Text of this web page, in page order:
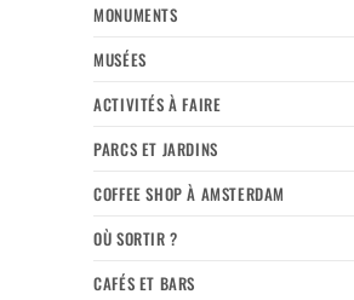
MONUMENTS
MUSÉES
ACTIVITÉS À FAIRE
PARCS ET JARDINS
COFFEE SHOP À AMSTERDAM
OÙ SORTIR ?
CAFÉS ET BARS